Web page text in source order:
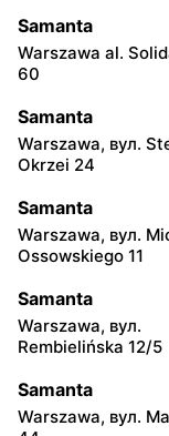
Samanta
Warszawa al.
60
Samanta
Warszawa, вул.
Okrzei 24
Samanta
Warszawa, вул.
Ossowskiego 11
Samanta
Warszawa, вул.
Rembielińska 12/5
Samanta
Warszawa, вул.